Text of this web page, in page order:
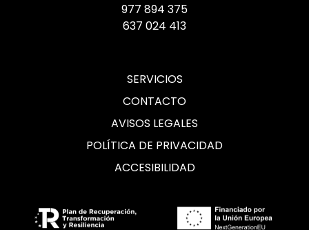
977 894 375
637 024 413
SERVICIOS
CONTACTO
AVISOS LEGALES
POLÍTICA DE PRIVACIDAD
ACCESIBILIDAD